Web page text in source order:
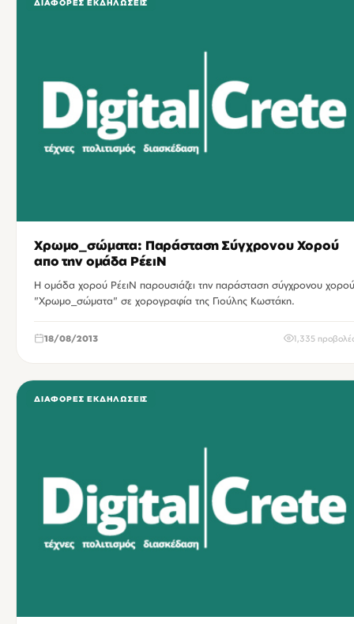
ΔΙΆΦΟΡΕΣ ΕΚΔΗΛΏΣΕΙΣ
Χρωμο_σώματα: Παράσταση Σύγχρονου Χορού
απο την ομάδα ΡέειΝ
Η ομάδα χορού ΡέειΝ παρουσιάζει την παράσταση σύγχρονου χορού
"Χρωμο_σώματα" σε χορογραφία της Γιούλης Κωστάκη.
18/08/2013 1,335
ΔΙΆΦΟΡΕΣ ΕΚΔΗΛΏΣΕΙΣ